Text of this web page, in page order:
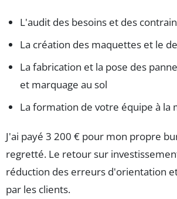
L'audit des besoins et des
La création des maquettes et le
La fabrication et la pose des
et marquage au sol
La formation de votre équipe à la
J'ai payé 3 200 € pour mon propre
regretté. Le retour sur
réduction des erreurs d'orientation
par les clients.